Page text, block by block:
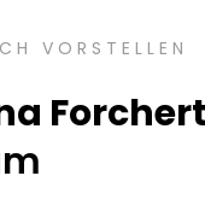
VORSTELLEN
Forchert